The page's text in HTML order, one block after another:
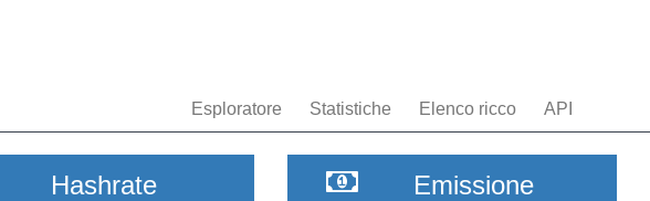
Esploratore Statistiche Elenco ricco API
Hashrate Emissione